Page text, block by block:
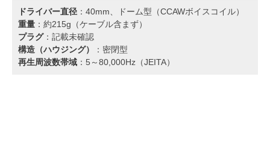
ドライバー直径 ：40mm、ドーム型（CCAWボイスコイル）
重量 ：約215g（ケーブル含まず）
プラグ：記載未確認
構造（ハウジング）
：密閉型
再生周波数帯域 ：5～80,000Hz（JEITA）